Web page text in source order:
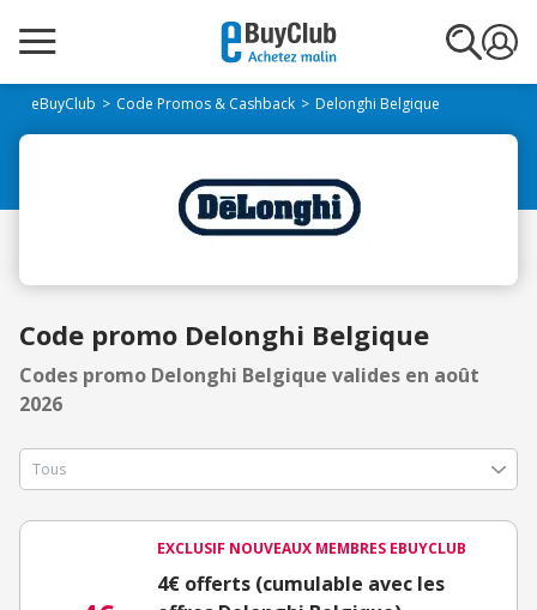
eBuyClub Code Promos & Cashback Delonghi Belgique
Code promo Delonghi Belgique
Codes promo Delonghi Belgique valides en août
2026
EXCLUSIF NOUVEAUX MEMBRES EBUYCLUB
4€ offerts (cumulable avec les